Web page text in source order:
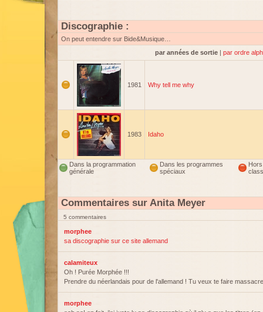
Discographie :
On peut entendre sur Bide&Musique…
par années de sortie | par ordre
1981 Why tell me why
1983 Idaho
Dans la programmation
générale
Dans les programmes
spéciaux
Hors
Commentaires sur Anita Meyer
5 commentaires
morphee
sa discographie sur ce site allemand
calamiteux
Oh ! Purée Morphée !!!
Prendre du néerlandais pour de l'allemand ! Tu veux te faire
morphee